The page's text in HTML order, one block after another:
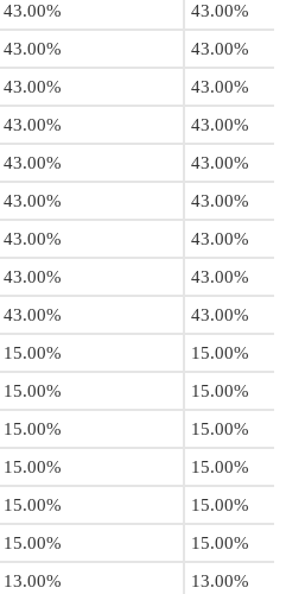
43.00%
43.00%
43.00%
43.00%
43.00%
43.00%
43.00%
43.00%
43.00%
43.00%
43.00%
43.00%
43.00%
43.00%
43.00%
43.00%
43.00%
43.00%
15.00%
15.00%
15.00%
15.00%
15.00%
15.00%
15.00%
15.00%
15.00%
15.00%
15.00%
15.00%
13.00%
13.00%